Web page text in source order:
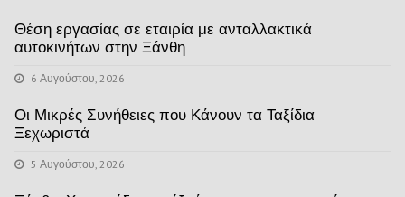
Θέση εργασίας σε εταιρία με ανταλλακτικά
αυτοκινήτων στην Ξάνθη
6 Αυγούστου, 2026
Οι Μικρές Συνήθειες που Κάνουν τα Ταξίδια
Ξεχωριστά
5 Αυγούστου, 2026